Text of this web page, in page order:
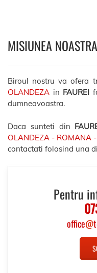
MISIUNEA NOASTRA
Biroul nostru va ofera
OLANDEZA in FAUREI
dumneavoastra.
Daca sunteti din
OLANDEZA - ROMANA
contactati folosind una
Pentru
office@